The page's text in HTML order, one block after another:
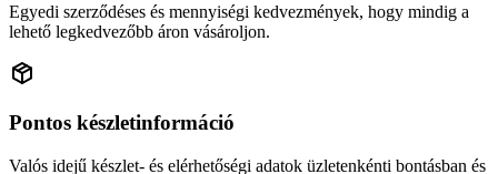
Egyedi szerződéses és mennyiségi kedvezmények, hogy mindig a
lehető legkedvezőbb áron vásároljon.
Pontos készletinformáció
Valós idejű készlet- és elérhetőségi adatok üzletenkénti bontásban és